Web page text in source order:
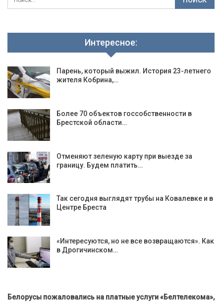
Интересное:
Парень, который выжил. История 23-летнего
жителя Кобрина,…
Более 70 объектов госсобственности в
Брестской области…
Отменяют зеленую карту при выезде за
границу. Будем платить…
Так сегодня выглядят трубы на Ковалевке и в
Центре Бреста
«Интересуются, но не все возвращаются». Как
в Дрогичинском…
Белорусы пожаловались на платные услуги «Белтелекома»,